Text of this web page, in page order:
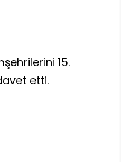
15.
etti.